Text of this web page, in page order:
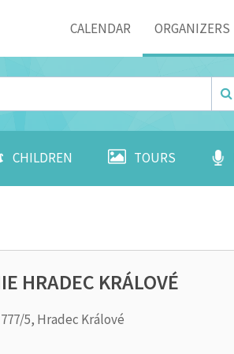
Menu
CALENDAR ORGANIZERS
CHILDREN TOURS
HRADEC KRÁLOVÉ
5, Hradec Králové